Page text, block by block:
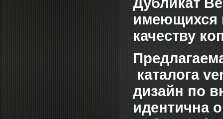
имеющихся
качеству
каталога
дизайн по
идентична